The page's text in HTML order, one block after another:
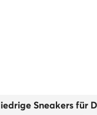
Sneakers für